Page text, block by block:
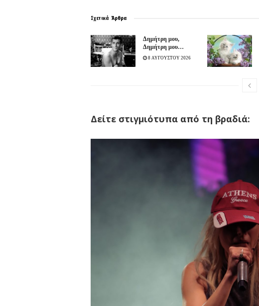
Σχετικά Άρθρα
Δημήτρη μου,
Δημήτρη μου…
8 ΑΥΓΟΥΣΤΟΥ 2026
Δείτε στιγμιότυπα από τη βραδιά: